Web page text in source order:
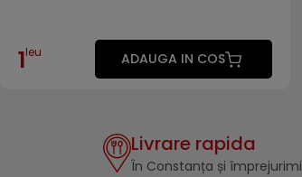
1leu ADAUGA IN COS
Livrare rapida
În Constanța și împrejurimi